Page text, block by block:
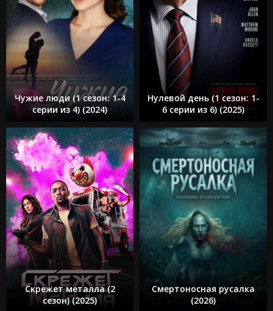
Чужие люди (1 сезон: 1-4
серии из 4) (2024)
Нулевой день (1 сезон: 1-
6 серии из 6) (2025)
Скрежет металла (2
сезон) (2025)
Смертоносная русалка
(2026)